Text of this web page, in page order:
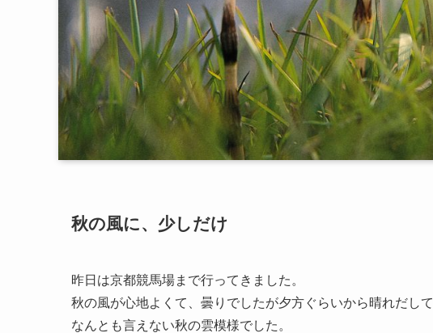
秋の風に、少しだけ
昨日は京都競馬場まで行ってきました。
秋の風が心地よくて、曇りでしたが夕方ぐらいから晴れだして
なんとも言えない秋の雲模様でした。